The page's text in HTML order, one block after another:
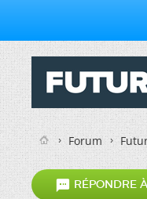
Forum
 RÉPONDRE